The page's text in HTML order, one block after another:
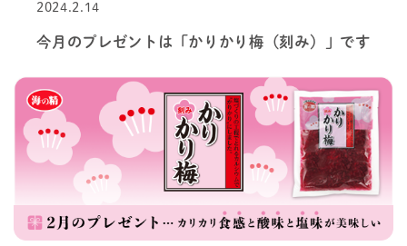
2024.2.14
今月のプレゼントは「かりかり梅（刻み）」です